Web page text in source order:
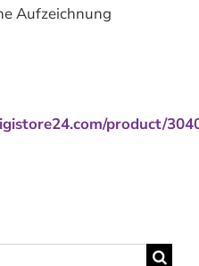
Aufzeichnung
product/